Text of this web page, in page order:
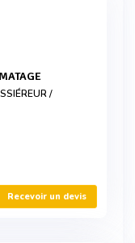
/
Recevoir un devis